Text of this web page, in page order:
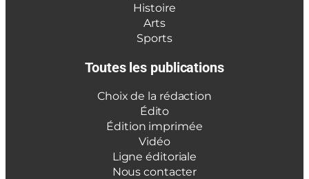
Histoire
Arts
Sports
Toutes les publications
Choix de la rédaction
Édito
Édition imprimée
Vidéo
Ligne éditoriale
Nous contacter